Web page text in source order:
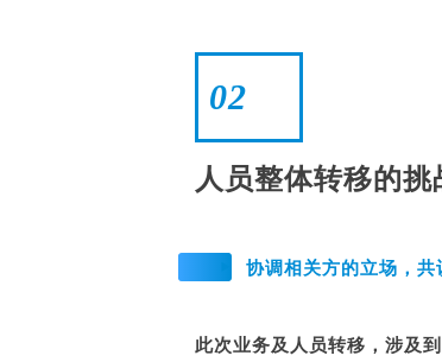
02
人员整体转移的挑
协调相关方的立场，
此次业务及人员转移，涉及